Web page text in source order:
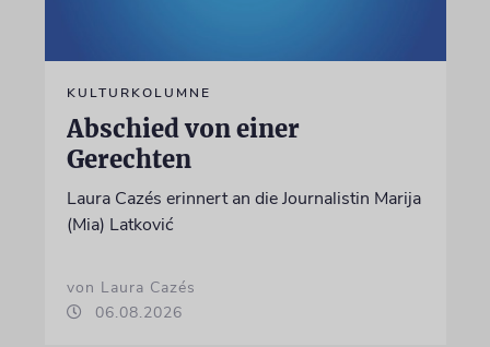
KULTURKOLUMNE
Abschied von einer
Gerechten
Laura Cazés erinnert an die Journalistin Marija
(Mia) Latković
von Laura Cazés
06.08.2026